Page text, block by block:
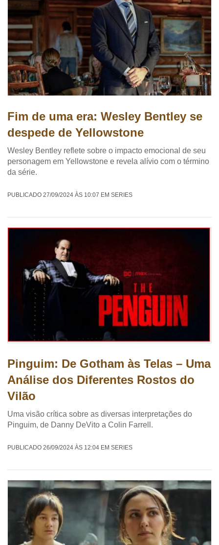
Fim de uma era: Wesley Bentley se
despede de Yellowstone
Wesley Bentley reflete sobre o impacto emocional de seu
personagem em Yellowstone e revela alívio com o término
da série.
PUBLICADO 27/09/2024 ÀS 10:07 EM SERIES
Pinguim: De Gotham às Telas – Uma
Análise dos Diferentes Rostos do
Vilão
Uma visão crítica sobre as diversas interpretações do
Pinguim, de Danny DeVito a Colin Farrell.
PUBLICADO 26/09/2024 ÀS 12:04 EM SERIES